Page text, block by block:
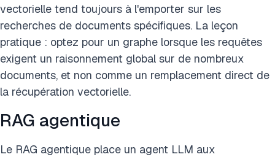
vectorielle tend toujours à l'emporter sur les
recherches de documents spécifiques. La leçon
pratique : optez pour un graphe lorsque les requêtes
exigent un raisonnement global sur de nombreux
documents, et non comme un remplacement direct de
la récupération vectorielle.
RAG agentique
Le RAG agentique place un agent LLM aux